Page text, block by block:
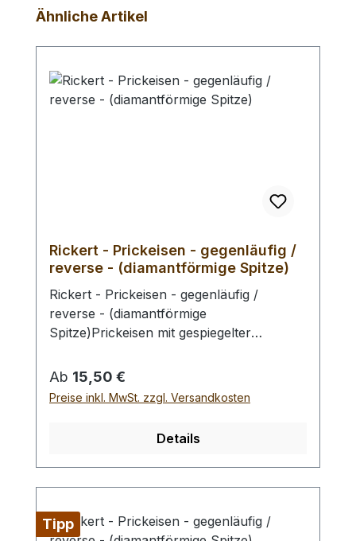
Produktgalerie überspringen
Ähnliche Artikel
Rickert - Prickeisen - gegenläufig /
reverse - (diamantförmige Spitze)
Rickert - Prickeisen - gegenläufig /
reverse - (diamantförmige
Spitze)Prickeisen mit gespiegelter
Sattlernaht), so ist es möglich
symmetrische Nahbilder z.B. an Gürteln
zu erzeugen (s. Bild 4). Ebenso kann von
ein beidseitig perfektes Nahtergebnis zu
erzielen (vorderseitig: Prickeisen standard,
rückseitig: Prickeisen reverse), s. Bild 5-7.
Fertigung. Jedes Eisen ist von Hand
Regulärer Preis:
Ab 15,50 €
Preise inkl. MwSt. zzgl. Versandkosten
Details
Tipp